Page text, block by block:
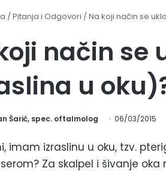
/Pitanja i Odgovori /Na koji način se
način se
u
Šarić, spec. oftalmolog 06/03/2015
imam izraslinu u oku, tzv.
Za skalpel i šivanje